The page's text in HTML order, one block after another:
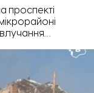
проспекті
Запоріжжя» з